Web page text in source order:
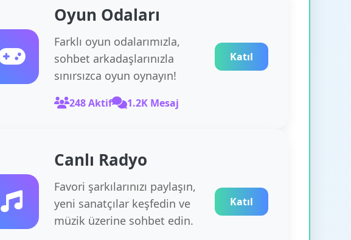
Oyun Odaları
Farklı oyun odalarımızla,
sohbet arkadaşlarınızla
sınırsızca oyun oynayın!
248 Aktif 1.2K Mesaj
Katıl
Canlı Radyo
Favori şarkılarınızı paylaşın,
yeni sanatçılar keşfedin ve
müzik üzerine sohbet edin.
Katıl